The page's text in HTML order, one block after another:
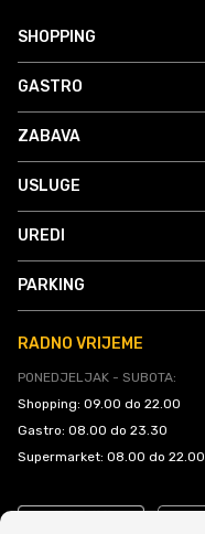
SHOPPING
GASTRO
ZABAVA
USLUGE
UREDI
PARKING
RADNO VRIJEME
PONEDJELJAK - SUBOTA:
Shopping: 09.00 do 22.00
Gastro: 08.00 do 23.30
Supermarket: 08.00 do 22.00